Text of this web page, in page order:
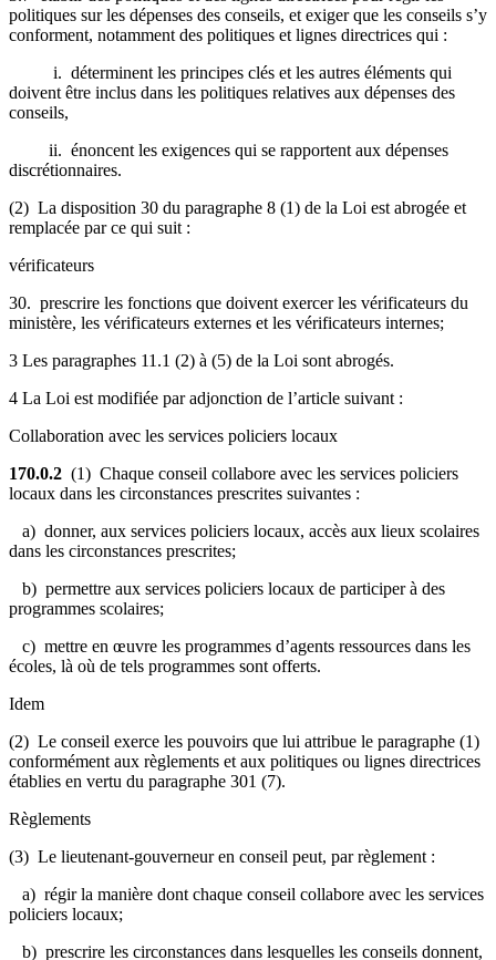
politiques sur les dépenses des conseils, et exiger que les conseils s’y
conforment, notamment des politiques et lignes directrices qui :
i. déterminent les principes clés et les autres éléments qui
doivent être inclus dans les politiques relatives aux dépenses des
conseils,
ii. énoncent les exigences qui se rapportent aux dépenses
discrétionnaires.
(2) La disposition 30 du paragraphe 8 (1) de la Loi est abrogée et
remplacée par ce qui suit :
vérificateurs
30. prescrire les fonctions que doivent exercer les vérificateurs du
ministère, les vérificateurs externes et les vérificateurs internes;
3 Les paragraphes 11.1 (2) à (5) de la Loi sont abrogés.
4 La Loi est modifiée par adjonction de l’article suivant :
Collaboration avec les services policiers locaux
170.0.2 (1) Chaque conseil collabore avec les services policiers
locaux dans les circonstances prescrites suivantes :
a) donner, aux services policiers locaux, accès aux lieux scolaires
dans les circonstances prescrites;
b) permettre aux services policiers locaux de participer à des
programmes scolaires;
c) mettre en œuvre les programmes d’agents ressources dans les
écoles, là où de tels programmes sont offerts.
Idem
(2) Le conseil exerce les pouvoirs que lui attribue le paragraphe (1)
conformément aux règlements et aux politiques ou lignes directrices
établies en vertu du paragraphe 301 (7).
Règlements
(3) Le lieutenant-gouverneur en conseil peut, par règlement :
a) régir la manière dont chaque conseil collabore avec les services
policiers locaux;
b) prescrire les circonstances dans lesquelles les conseils donnent,